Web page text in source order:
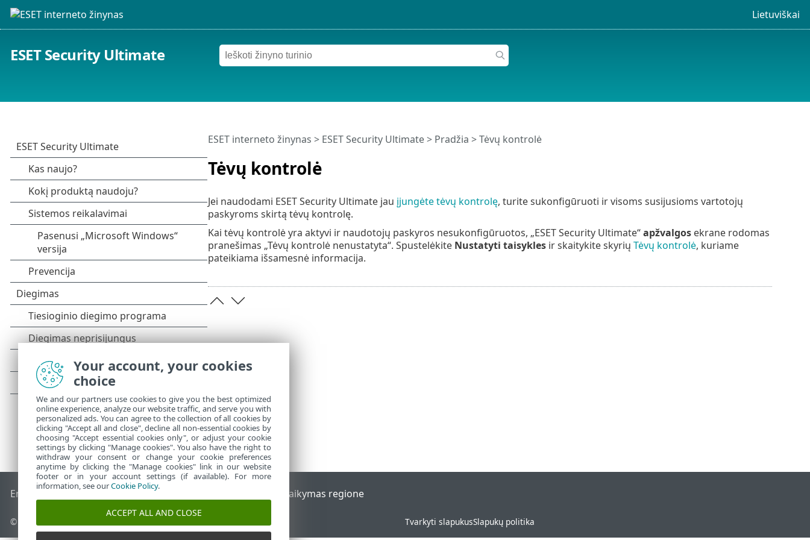
Lietuviškai
ESET Security Ultimate
Tėvų kontrolė
ESET interneto žinynas > ESET Security Ultimate> Pradžia > Tėvų kontrolė
Jei naudodami ESET Security Ultimate jau įjungėte tėvų kontrolę, turite sukonfigūruoti ir visoms susijusioms vartotojų
paskyroms skirtą tėvų kontrolę.
Kai tėvų kontrolė yra aktyvi ir naudotojų paskyros nesukonfigūruotos, „ESET Security Ultimate“apžvalgosekrane rodomas
pranešimas „Tėvų kontrolė nenustatyta“. Spustelėkite Nustatyti taisyklesir skaitykite skyrių Tėvų kontrolė, kuriame
pateikiama išsamesnė informacija.
End of Life ESET žinių bazė ESET forumas Palaikymas regione
© 1992 - 2025 ESET, spol. s r.o. - Visos teisės saugomos. Tvarkyti slapukusSlapukų politika
Your account, your cookies
choice
We and our partners use cookies to give you the best optimized
online experience, analyze our website traffic, and serve you with
personalized ads. You can agree to the collection of all cookies by
clicking "Accept all and close", decline all non-essential cookies by
choosing "Accept essential cookies only", or adjust your cookie
settings by clicking "Manage cookies". You also have the right to
withdraw your consent or change your cookie preferences
anytime by clicking the "Manage cookies" link in our website
footer or in your account settings (if available). For more
information, see ourCookie Policy.
ACCEPT ALL AND CLOSE